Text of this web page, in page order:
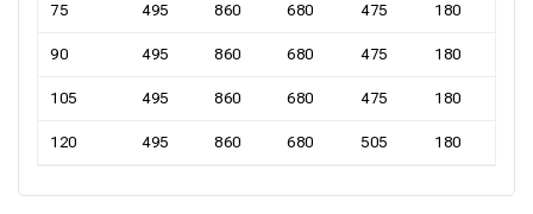
75 495 860 680 475 180
90 495 860 680 475 180
105 495 860 680 475 180
120 495 860 680 505 180